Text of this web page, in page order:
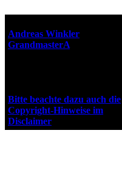
Andreas Winkler
GrandmasterA
Bitte beachte dazu auch die
Copyright-Hinweise im
Disclaimer